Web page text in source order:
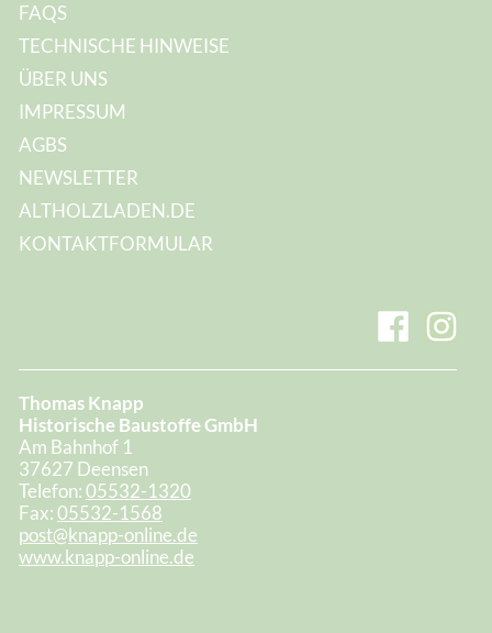
FAQS
TECHNISCHE HINWEISE
ÜBER UNS
IMPRESSUM
AGBS
NEWSLETTER
ALTHOLZLADEN.DE
KONTAKTFORMULAR
Thomas Knapp
Historische Baustoffe GmbH
Am Bahnhof 1
37627 Deensen
Telefon:05532-1320
Fax:05532-1568
post@knapp-online.de
www.knapp-online.de